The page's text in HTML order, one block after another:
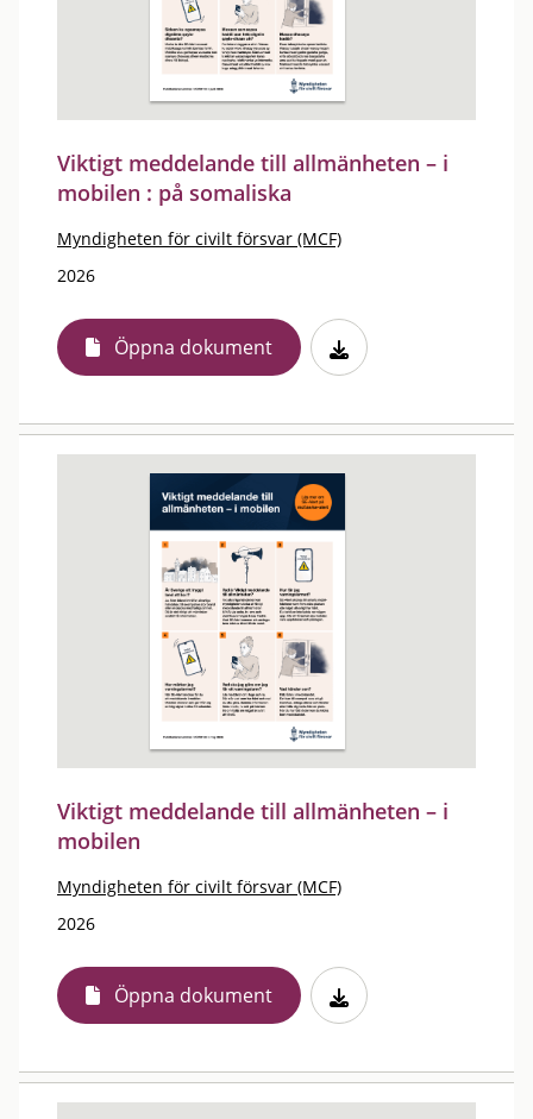
Viktigt meddelande till allmänheten – i
mobilen : på somaliska
Myndigheten för civilt försvar (MCF)
2026
Öppna dokument
Viktigt meddelande till allmänheten – i
mobilen
Myndigheten för civilt försvar (MCF)
2026
Öppna dokument